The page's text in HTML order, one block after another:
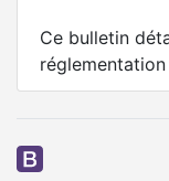
Ce bulletin